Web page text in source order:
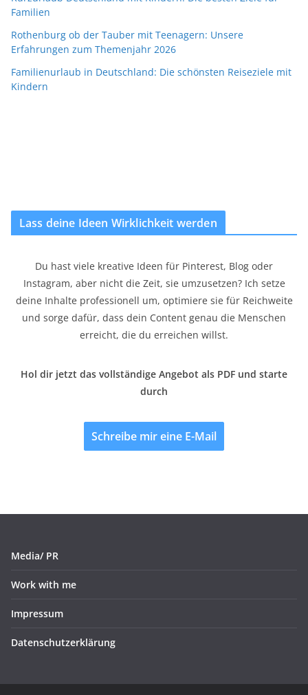
Familien
Rothenburg ob der Tauber mit Teenagern: Unsere
Erfahrungen zum Themenjahr 2026
Familienurlaub in Deutschland: Die schönsten Reiseziele mit
Kindern
Lass deine Ideen Wirklichkeit werden
Du hast viele kreative Ideen für Pinterest, Blog oder
Instagram, aber nicht die Zeit, sie umzusetzen? Ich setze
deine Inhalte professionell um, optimiere sie für Reichweite
und sorge dafür, dass dein Content genau die Menschen
erreicht, die du erreichen willst.
Hol dir jetzt das vollständige Angebot als PDF und starte
durch
Schreibe mir eine E-Mail
Media/ PR
Work with me
Impressum
Datenschutzerklärung